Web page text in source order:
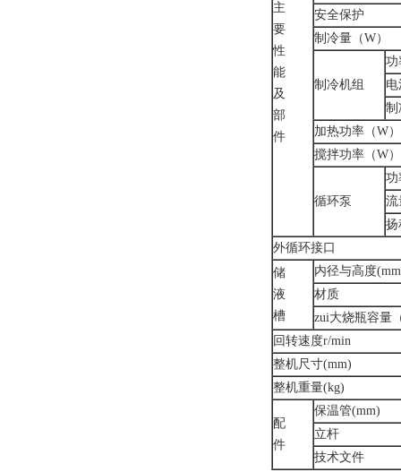
主
要
性
能
及
部
件
安全保护
制冷量（W）
制冷机组
功
制
加热功率（W）
搅拌功率（W）
循环泵
功
流
扬
外循环接口
储
液
槽
内径与高度
材质
zui大烧瓶容量
回转速度r/min
整机尺寸(mm)
整机重量(kg)
配
件
保温管(mm)
立杆
技术文件